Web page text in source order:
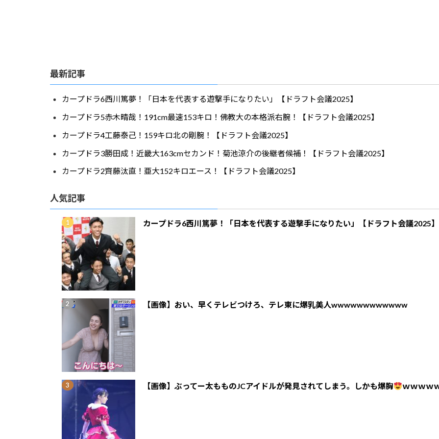
最新記事
カープドラ6西川篤夢！「日本を代表する遊撃手になりたい」【ドラフト会議2025】
カープドラ5赤木晴哉！191cm最速153キロ！佛教大の本格派右腕！【ドラフト会議2025】
カープドラ4工藤泰己！159キロ北の剛腕！【ドラフト会議2025】
カープドラ3勝田成！近畿大163cmセカンド！菊池涼介の後継者候補！【ドラフト会議2025】
カープドラ2齊藤汰直！亜大152キロエース！【ドラフト会議2025】
人気記事
カープドラ6西川篤夢！「日本を代表する遊撃手になりたい」【ドラフト会議2025】
【画像】おい、早くテレビつけろ、テレ東に爆乳美人wwwwwwwwwwww
【画像】ぶってー太もものJCアイドルが発見されてしまう。しかも爆胸 ｗｗｗｗ